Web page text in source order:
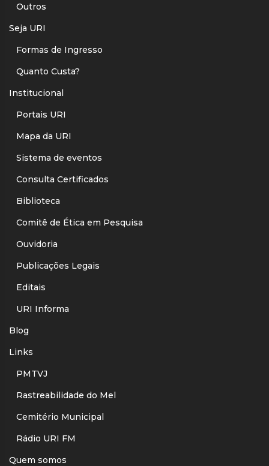
Outros
Seja URI
Formas de Ingresso
Quanto Custa?
Institucional
Portais URI
Mapa da URI
Sistema de eventos
Consulta Certificados
Biblioteca
Comitê de Ética em Pesquisa
Ouvidoria
Publicações Legais
Editais
URI Informa
Blog
Links
PMTVJ
Rastreabilidade do Mel
Cemitério Municipal
Rádio URI FM
Quem somos